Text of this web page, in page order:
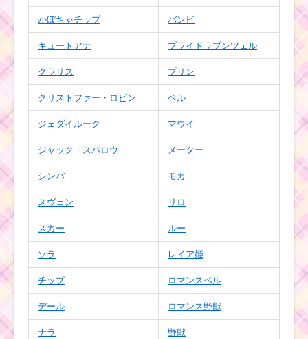
しっぽを振るツムを使
稼いだ方法
ハートが出るスキルの
ツムで1プレイ800コイ
攻略するツム
1プレイでほっぺが赤い
ションを攻略するツム
スターウォーズ 連続ク
リアは諦めポイントを
稼ぐのが攻略法【ツム
ツム】
かぼちゃチップ バンビ
キュートアナ ブライドラプンツェル
クラリス プリン
クリストファー・ロビン ベル
ジェダイルーク マウイ
ジャック・スパロウ メーター
シンバ モカ
スヴェン リロ
スカー ルー
ソラ レイア姫
チップ ロマンスベル
デール ロマンス野獣
ナラ 野獣